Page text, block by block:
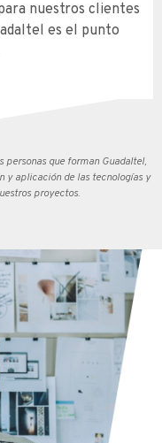
nuestros clientes
es el punto
personas que forman Guadaltel,
y aplicación de las tecnologías y
proyectos.